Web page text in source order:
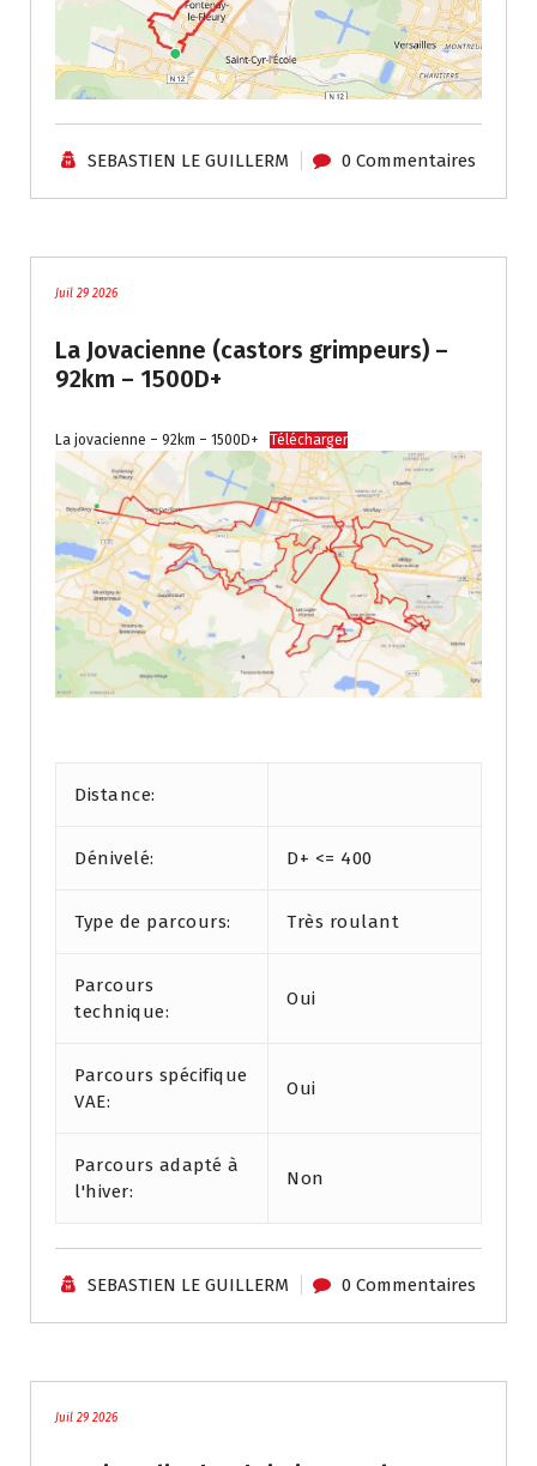
SEBASTIEN LE GUILLERM 0 Commentaires
Juil 29 2026
La Jovacienne (castors grimpeurs) –
92km – 1500D+
La jovacienne – 92km – 1500D+ Télécharger
Distance:
Dénivelé: D+ <= 400
Type de parcours: Très roulant
Parcours
technique:
Oui
Parcours spécifique
VAE:
Oui
Parcours adapté à
l'hiver:
Non
SEBASTIEN LE GUILLERM 0 Commentaires
Juil 29 2026